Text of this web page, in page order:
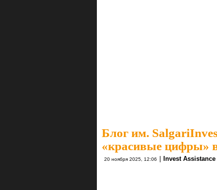
Блог им.
«красивые цифры»
20 ноября 2025, 12:06 Invest Assistance